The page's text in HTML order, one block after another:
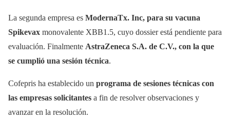
La segunda empresa es ModernaTx. Inc, para su vacuna
Spikevax monovalente XBB1.5, cuyo dossier está pendiente para
evaluación. Finalmente AstraZeneca S.A. de C.V., con la que
se cumplió una sesión técnica.
Cofepris ha establecido un programa de sesiones técnicas con
las empresas solicitantes a fin de resolver observaciones y
avanzar en la resolución.